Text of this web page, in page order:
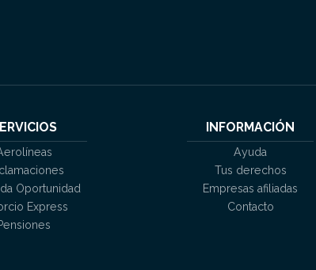
Oportunidad
Express
INFORMACIÓN
Ayuda
Tus derechos
Empresas afiliadas
Contacto